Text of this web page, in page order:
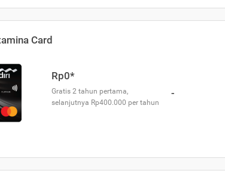
Card
Rp0*
Gratis 2 tahun pertama,
selanjutnya Rp400.000 per tahun
-